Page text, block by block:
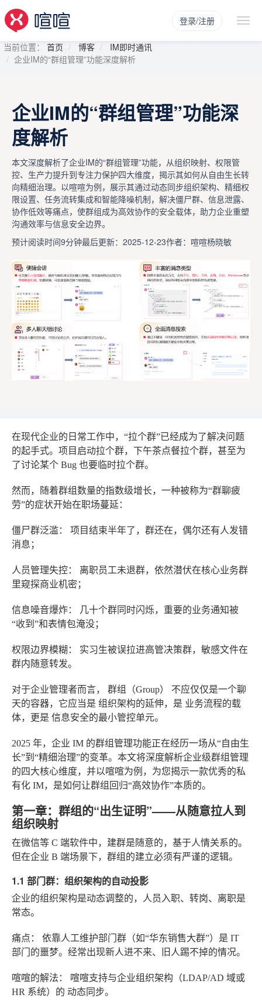
登录/注册
当前位置： 首页 博客
IM即时通讯
企业IM的“群组管理”功能深度解析
企业IM的“群组管理”功能深
度解析
本文深度解析了企业IM的“群组管理”功能，从组织映射、权限管
控、生产力提升到专注力保护四大维度，揭示其如何从自由生长转
向精细治理。以喧喧为例，展示其通过动态同步组织架构、精细权
限设置、任务流转集成和智能降噪机制，解决僵尸群、信息泄露、
协作低效等痛点，使群组成为高效协作的安全载体，助力企业重塑
沟通效率与信息安全边界。
预计阅读时间9分钟最后更新：2025-12-23作者：喧喧杨晓敏
在现代企业的日常工作中，“拉个群”已经成为了解决问题
的起手式。项目启动拉个群，下午茶点餐拉个群，甚至为
了讨论某个 Bug 也要临时拉个群。
然而，随着群组数量的指数级增长，一种被称为“群聊疲
劳”的症状开始在职场蔓延：
僵尸群泛滥：
项目结束半年了，群还在，偶尔还有人发错
消息；
人员管理失控：
离职员工未退群，依然潜伏在核心业务群
里窥探商业机密；
信息噪音爆炸：
几十个群同时闪烁，重要的业务通知被
“收到”和表情包淹没；
权限边界模糊：
实习生被误拉进高管决策群，敏感文件在
群内随意转发。
对于企业管理者而言， 群组（Group）
不应仅仅是一个聊
天的容器，它应当是 组织架构的延伸，是 业务流程的载
体，更是 信息安全的最小管控单元。
2025 年，企业 IM 的群组管理功能正在经历一场从“自由生
长”到“精细治理”的变革。本文将深度解析企业级群组管理
的四大核心维度，并以喧喧为例，为您揭示一款优秀的私
有化 IM，是如何让群组回归“高效协作”本质的。
第一章：群组的“出生证明”——从随意拉人到
组织映射
在微信等 C 端软件中，建群是随意的，基于人情关系的。
但在企业 B 端场景下，群组的建立必须有严谨的逻辑。
1.1 部门群：组织架构的自动投影
企业的组织架构是动态调整的，人员入职、转岗、离职是
常态。
痛点：
依靠人工维护部门群（如“华东销售大群”）是 IT
部门的噩梦。经常出现新人进不来、旧人踢不掉的情况。
喧喧的解法：
喧喧支持与企业组织架构（LDAP/AD 域或
HR 系统）的 动态同步。